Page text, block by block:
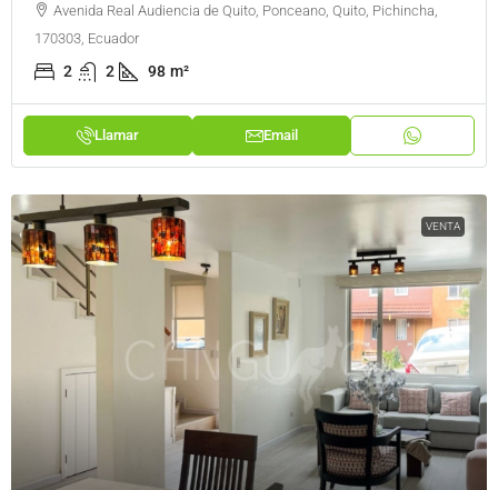
Avenida Real Audiencia de Quito, Ponceano, Quito, Pichincha,
170303, Ecuador
2 2 98 m²
Llamar Email
VENTA